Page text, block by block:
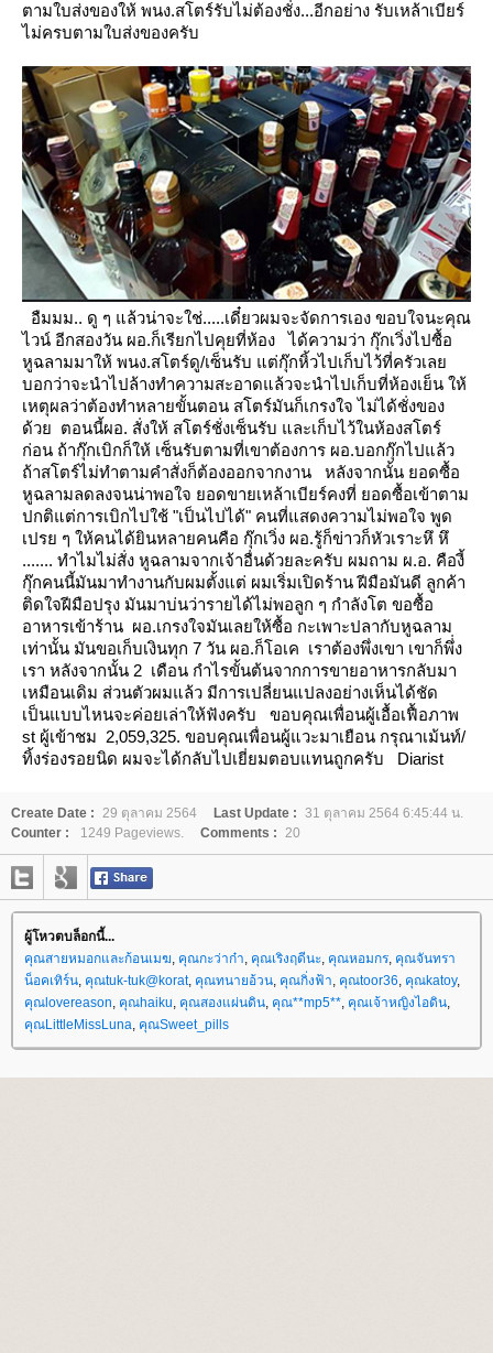
ตามใบส่งของให้ พนง.สโตร์รับไม่ต้องชั่ง...อีกอย่าง รับเหล้าเบียร์
ไม่ครบตามใบส่งของครับ
อืมมม.. ดู ๆ แล้วน่าจะใช่.....เดี๋ยวผมจะจัดการเอง ขอบใจนะคุณ
ไวน์ อีกสองวัน ผอ.ก็เรียกไปคุยที่ห้อง ได้ความว่า กุ๊กเวิ่งไปซื้อ
หูฉลามมาให้ พนง.สโตร์ดู/เซ็นรับ แต่กุ๊กหิ้วไปเก็บไว้ที่ครัวเล
บอกว่าจะนำไปล้างทำความสะอาดแล้วจะนำไปเก็บที่ห้องเย็น ให้
เหตุผลว่าต้องทำหลายขั้นตอน สโตร์มันก็เกรงใจ ไม่ได้ชั่งของ
ด้วย ตอนนี้ผอ. สั่งให้ สโตร์ชั่งเซ็นรับ และเก็บไว้ในห้องสโตร์
ก่อน ถ้ากุ๊กเบิกก็ให้ เซ็นรับตามที่เขาต้องการ ผอ.บอกกุ๊กไปแล้ว
ถ้าสโตร์ไม่ทำตามคำสั่งก็ต้องออกจากงาน
หลังจากนั้น ยอดซื้อ
หูฉลามลดลงจนน่าพอใจ ยอดขายเหล้าเบียร์คงที่ ยอดซื้อเข้าตาม
ปกติแต่การเบิกไปใช้ "เป็นไปได้" คนที่แสดงความไม่พอใจ พูด
เปรย ๆ ให้คนได้ยินหลายคนคือ กุ๊กเวิ่ง ผอ.รู้ก็ข่าวก็หัวเราะหึ หึ
....... ทำไมไม่สั่ง หูฉลามจากเจ้าอื่นด้วยละครับ ผมถาม ผ.อ. คืองี้
กุ๊กคนนี้มันมาทำงานกับผมตั้งแต่ ผมเริ่มเปิดร้าน ฝีมือมันดี ลูกค้า
ติดใจฝีมือปรุง มันมาบ่นว่ารายได้ไม่พอลูก ๆ กำลังโต ขอซื้อ
อาหารเข้าร้าน ผอ.เกรงใจมันเลยให้ซื้อ กะเพาะปลากับหูฉลาม
เท่านั้น มันขอเก็บเงินทุก 7 วัน ผอ.ก็โอเค เราต้องพึ่งเขา เขาก็พึ่่ง
เรา หลังจากนั้น 2 เดือน กำไรขั้นต้นจากการขายอาหารกลับมา
เหมือนเดิม ส่วนตัวผมแล้ว มีการเปลี่ยนแปลงอย่างเห็นได้ชัด
เป็นแบบไหนจะค่อยเล่าให้ฟังครับ
ขอบคุณเพื่อนผู้เอื้อเฟื้อภาพ
st ผู้เข้าชม 2,059,325. ขอบคุณเพื่อนผู้แวะมาเยือน กรุณาเม้นท์/
ทิ้งร่องรอยนิด ผมจะได้กลับไปเยี่ยมตอบแทนถูกครับ
Diarist
Create Date : 29 ตุลาคม 2564 Last Update : 31 ตุลาคม 2564 6:45:44 น.
Counter :
1249 Pageviews. Comments : 20
ผู้โหวตบล็อกนี้...
คุณสายหมอกและก้อนเมฆ คุณกะว่าก๋า คุณเริงฤดีนะ คุณหอมกร คุณจันทรา
น็อคเทิร์น คุณtuk-tuk@korat, คุณทนายอ้วน คุณกิ่งฟ้า คุณtoor36 คุณkatoy,
คุณlovereason คุณhaiku คุณสองแผ่นดิน คุณ**mp5** คุณเจ้าหญิงไอดิน
คุณLittleMissLuna คุณSweet_pills